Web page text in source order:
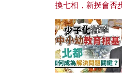
換七相，新揆會否
濟為何仍然低迷？